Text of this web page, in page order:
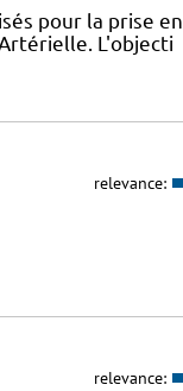
pour la prise
L'objecti
relevance:
relevance: